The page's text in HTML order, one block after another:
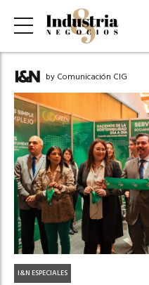
by Comunicación CIG
I&N ESPECIALES